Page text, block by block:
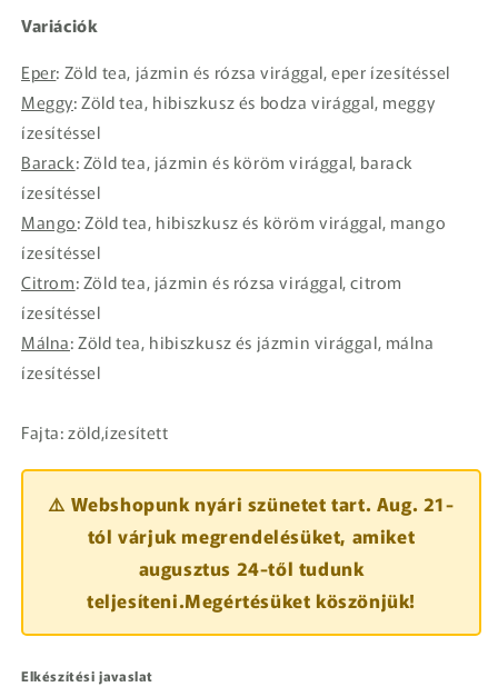
Variációk
Eper: Zöld tea, jázmin és rózsa virággal, eper ízesítéssel
Meggy: Zöld tea, hibiszkusz és bodza virággal, meggy
ízesítéssel
Barack: Zöld tea, jázmin és köröm virággal, barack
ízesítéssel
Mango: Zöld tea, hibiszkusz és köröm virággal, mango
ízesítéssel
Citrom: Zöld tea, jázmin és rózsa virággal, citrom
ízesítéssel
Málna: Zöld tea, hibiszkusz és jázmin virággal, málna
ízesítéssel
Fajta: zöld,ízesített
⚠️ Webshopunk nyári szünetet tart. Aug. 21-
tól várjuk megrendelésüket, amiket
augusztus 24-től tudunk
teljesíteni.Megértésüket köszönjük!
Elkészítési javaslat